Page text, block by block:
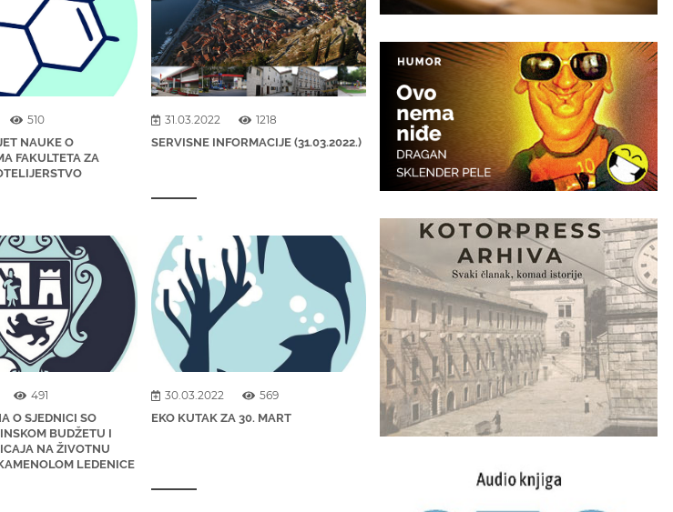
510
NAUKE O
FAKULTETA ZA
31.03.2022
1218
SERVISNE INFORMACIJE (31.03.2022.)
491
O SJEDNICI SO
BUDŽETU I
NA ŽIVOTNU
LEDENICE
30.03.2022
569
EKO KUTAK ZA 30. MART